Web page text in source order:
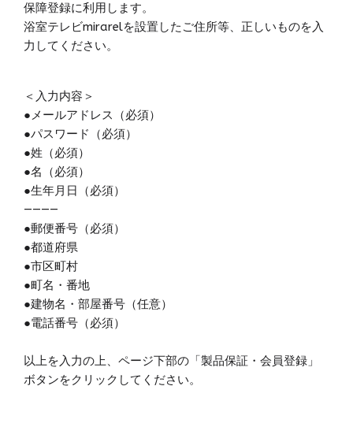
保障登録に利用します。
浴室テレビmirarelを設置したご住所等、正しいものを入
力してください。
＜入力内容＞
●メールアドレス（必須）
●パスワード（必須）
●姓（必須）
●名（必須）
●生年月日（必須）
————
●郵便番号（必須）
●都道府県
●市区町村
●町名・番地
●建物名・部屋番号（任意）
●電話番号（必須）
以上を入力の上、ページ下部の「製品保証・会員登録」
ボタンをクリックしてください。